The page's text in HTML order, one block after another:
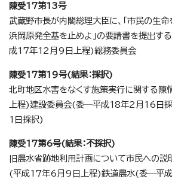
陳受17第13号
武蔵野市長が内閣総理大臣に、「市民の生
浜岡原発全基を止めよ」の要請書を提出す
成17年12月9日上程)総務委員会
陳受17第19号(結果：採択)
北町地区水害をなくす施策実行に関する
上程)建設委員会(委─平成18年2月16
1日採択)
陳受17第6号(結果：不採択)
旧農水省跡地利用計画について市民への
(平成17年6月9日上程)鉄道農水(委─平